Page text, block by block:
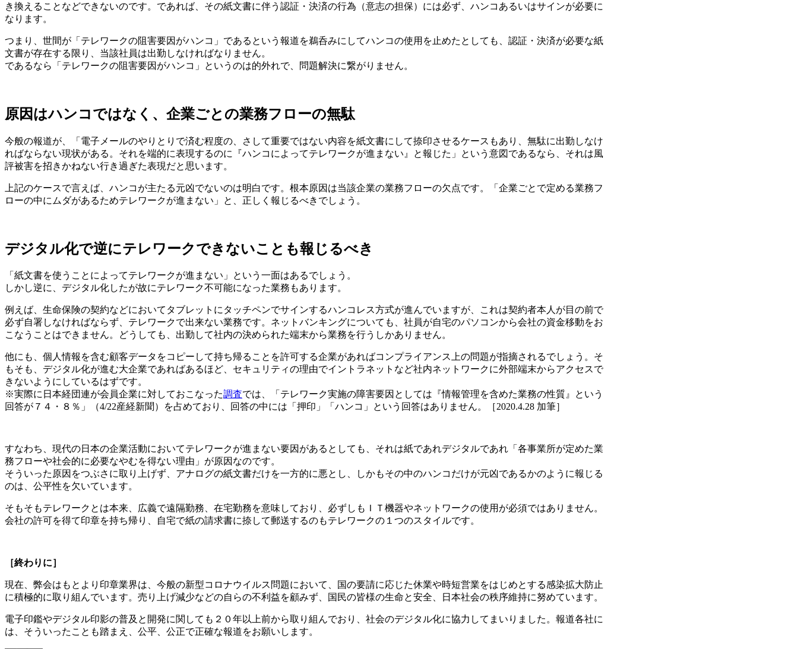
き換えることなどできないのです。であれば、その紙文書に伴う認証・決済の行為（意志の担保）には必ず、ハンコあるいはサインが必要に
なります。
つまり、世間が「テレワークの阻害要因がハンコ」であるという報道を鵜呑みにしてハンコの使用を止めたとしても、認証・決済が必要な紙
文書が存在する限り、当該社員は出勤しなければなりません。
であるなら「テレワークの阻害要因がハンコ」というのは的外れで、問題解決に繋がりません。
原因はハンコではなく、企業ごとの業務フローの無駄
今般の報道が、「電子メールのやりとりで済む程度の、さして重要ではない内容を紙文書にして捺印させるケースもあり、無駄に出勤しなけ
ればならない現状がある。それを端的に表現するのに『ハンコによってテレワークが進まない』と報じた」という意図であるなら、それは風
評被害を招きかねない行き過ぎた表現だと思います。
上記のケースで言えば、ハンコが主たる元凶でないのは明白です。根本原因は当該企業の業務フローの欠点です。「企業ごとで定める業務フ
ローの中にムダがあるためテレワークが進まない」と、正しく報じるべきでしょう。
デジタル化で逆にテレワークできないことも報じるべき
「紙文書を使うことによってテレワークが進まない」という一面はあるでしょう。
しかし逆に、デジタル化したが故にテレワーク不可能になった業務もあります。
例えば、生命保険の契約などにおいてタブレットにタッチペンでサインするハンコレス方式が進んでいますが、これは契約者本人が目の前で
必ず自署しなければならず、テレワークで出来ない業務です。ネットバンキングについても、社員が自宅のパソコンから会社の資金移動をお
こなうことはできません。どうしても、出勤して社内の決められた端末から業務を行うしかありません。
他にも、個人情報を含む顧客データをコピーして持ち帰ることを許可する企業があればコンプライアンス上の問題が指摘されるでしょう。そ
もそも、デジタル化が進む大企業であればあるほど、セキュリティの理由でイントラネットなど社内ネットワークに外部端末からアクセスで
きないようにしているはずです。
※実際に日本経団連が会員企業に対しておこなった調査では、「テレワーク実施の障害要因としては『情報管理を含めた業務の性質』という
回答が７４・８％」（4/22産経新聞）を占めており、回答の中には「押印」「ハンコ」という回答はありません。［2020.4.28 加筆］
すなわち、現代の日本の企業活動においてテレワークが進まない要因があるとしても、それは紙であれデジタルであれ「各事業所が定めた業
務フローや社会的に必要なやむを得ない理由」が原因なのです。
そういった原因をつぶさに取り上げず、アナログの紙文書だけを一方的に悪とし、しかもその中のハンコだけが元凶であるかのように報じる
のは、公平性を欠いています。
そもそもテレワークとは本来、広義で遠隔勤務、在宅勤務を意味しており、必ずしもＩＴ機器やネットワークの使用が必須ではありません。
会社の許可を得て印章を持ち帰り、自宅で紙の請求書に捺して郵送するのもテレワークの１つのスタイルです。
［終わりに］
現在、弊会はもとより印章業界は、今般の新型コロナウイルス問題において、国の要請に応じた休業や時短営業をはじめとする感染拡大防止
に積極的に取り組んでいます。売り上げ減少などの自らの不利益を顧みず、国民の皆様の生命と安全、日本社会の秩序維持に努めています。
電子印鑑やデジタル印影の普及と開発に関しても２０年以上前から取り組んでおり、社会のデジタル化に協力してまいりました。報道各社に
は、そういったことも踏まえ、公平、公正で正確な報道をお願いします。